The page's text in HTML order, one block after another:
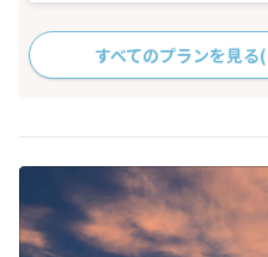
すべてのプランを見る